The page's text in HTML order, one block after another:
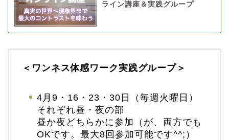
ライン講座＆実践グループ
＜ワンネス体感ワーク実践グループ＞
4月9・16・23・30日（毎週火曜日）
それぞれ昼・夜の部
昼か夜どちらかに参加（が、両方でも
OKです。最大8回参加可能です^^;）